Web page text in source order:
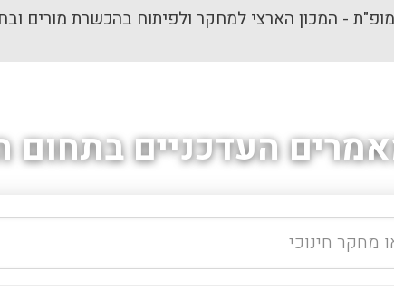
- המכון הארצי למחקר ולפיתוח בהכשרת מורים
העדכניים בתחום